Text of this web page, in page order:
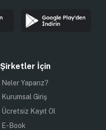
Şirketler İçin
Neler Yaparız?
Kurumsal Giriş
Ücretsiz Kayıt Ol
E-Book